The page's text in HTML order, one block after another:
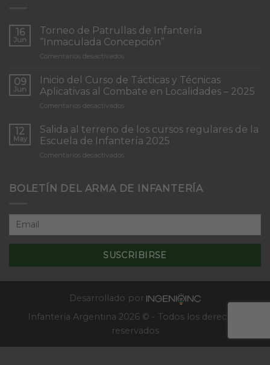
16
Jun
Torneo de Patrullas de Infantería
“Inmaculada Concepción”
Comentarios desactivadosen
de
Patrullas
de
Infantería
Concepción”
09
Jun
Inicio del Curso de Tácticas y Técnicas
Aplicativas al Combate en Localidades – 2025
Comentarios desactivadosen
del
Curso
de
Tácticas
Aplicativas
12
May
Salida al terreno de los cursos regulares de la
Escuela de Infantería 2025
Comentarios desactivadosen
terreno
cursos
de
Escuela
de
BOLETÍN DEL ARMA DE INFANTERÍA
Desarrollado por
Infantería Argentina 2026 © - Todos los derechos
reservados